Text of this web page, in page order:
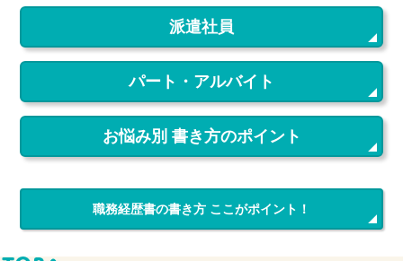
派遣社員
パート・アルバイト
お悩み別 書き方のポイント
職務経歴書の書き方 ここがポイント！